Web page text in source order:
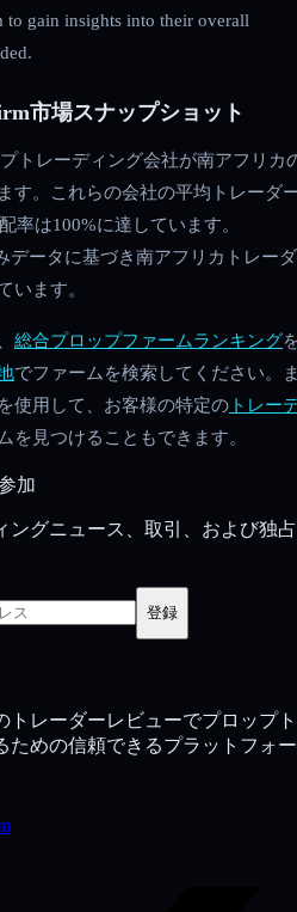
to gain insights into their overall
市場スナップショット
トレーディング会社が南アフリカ
す。これらの会社の平均トレーダ
率は100%に達しています。
データに基づき南アフリカトレー
います。
総合プロップファームランキング
でファームを検索してください。
使用して、お客様の特定の トレー
を見つけることもできます。
加
ングニュース、取引、および独
登録
トレーダーレビューでプロップ
ための信頼できるプラットフォー